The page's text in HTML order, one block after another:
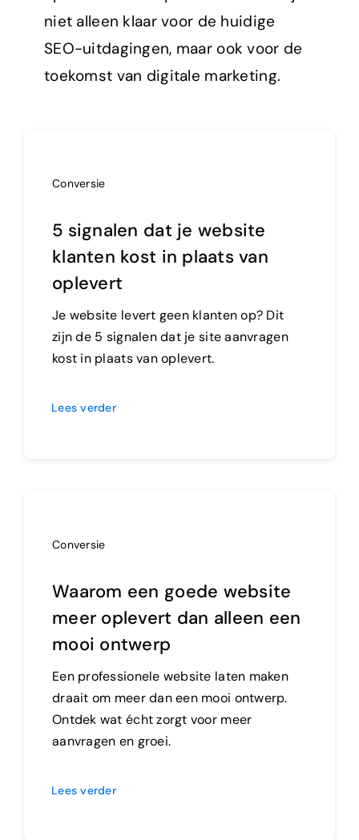
niet alleen klaar voor de huidige
SEO-uitdagingen, maar ook voor de
toekomst van digitale marketing.
Conversie
5 signalen dat je website
klanten kost in plaats van
oplevert
Je website levert geen klanten op? Dit
zijn de 5 signalen dat je site aanvragen
kost in plaats van oplevert.
Lees verder
Conversie
Waarom een goede website
meer oplevert dan alleen een
mooi ontwerp
Een professionele website laten maken
draait om meer dan een mooi ontwerp.
Ontdek wat écht zorgt voor meer
aanvragen en groei.
Lees verder